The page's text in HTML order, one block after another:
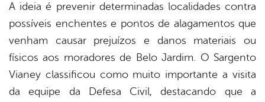
A ideia é prevenir determinadas localidades contra
possíveis enchentes e pontos de alagamentos que
venham causar prejuízos e danos materiais ou
físicos aos moradores de Belo Jardim. O Sargento
Vianey classificou como muito importante a visita
da equipe da Defesa Civil, destacando que a